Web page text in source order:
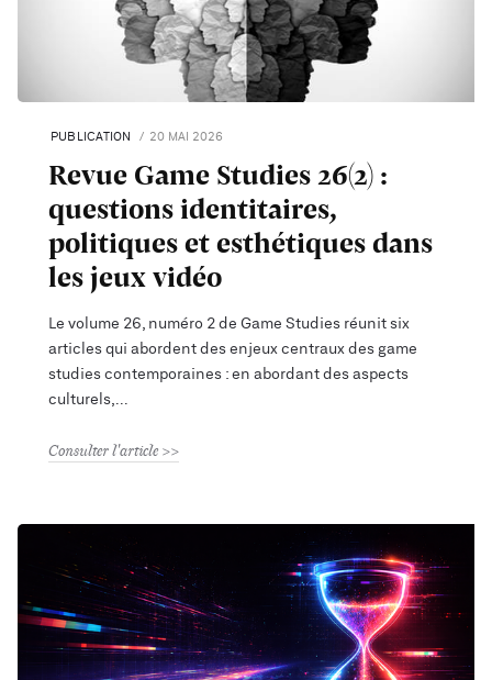
PUBLICATION 20 MAI 2026
Revue Game Studies 26(2) :
questions identitaires,
politiques et esthétiques dans
les jeux vidéo
Le volume 26, numéro 2 de Game Studies réunit six
articles qui abordent des enjeux centraux des game
studies contemporaines : en abordant des aspects
culturels,
Consulter l'article